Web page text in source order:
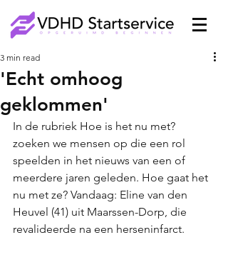
'Echt omhoog
geklommen'
3 min read
In de rubriek Hoe is het nu met?
zoeken we mensen op die een rol
speelden in het nieuws van een of
meerdere jaren geleden. Hoe gaat het
nu met ze? Vandaag: Eline van den
Heuvel (41) uit Maarssen-Dorp, die
revalideerde na een herseninfarct.